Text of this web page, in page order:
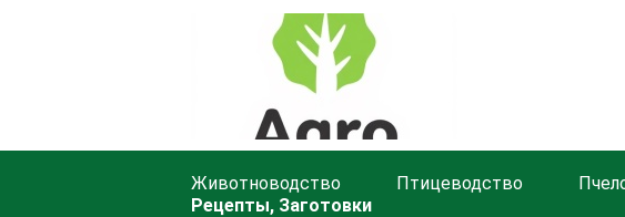
Животноводство Птицеводство
Рецепты, Заготовки